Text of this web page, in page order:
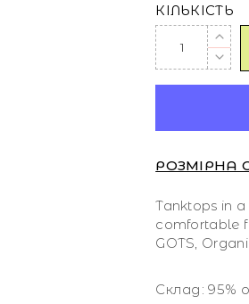
КІЛЬКІСТЬ
РОЗМІРНА
Tanktops in
comfortable
GOTS,
Склад: 95%